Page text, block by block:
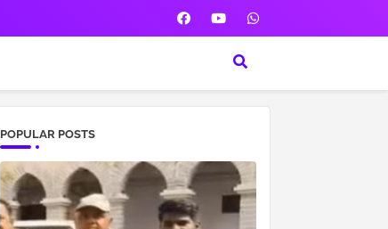
POPULAR POSTS